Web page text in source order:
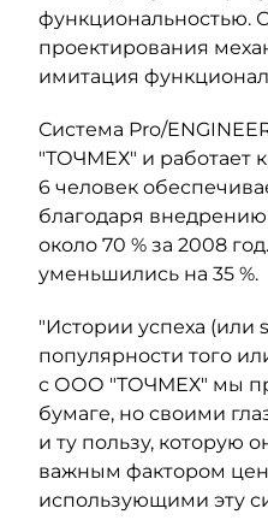
функциональностью.
проектирования
имитация
Система Pro/
"ТОЧМЕХ" и работает
6 человек
благодаря
около 70 % за 2008
уменьшились на 35 %.
"Истории успеха (или
популярности того
с ООО "ТОЧМЕХ" мы
бумаге, но своими
и ту пользу, которую
важным фактором
использующими эту